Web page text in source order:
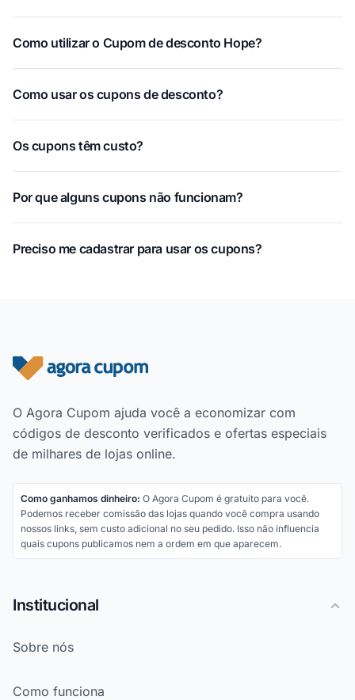
Como utilizar o Cupom de desconto Hope?
Como usar os cupons de desconto?
Os cupons têm custo?
Por que alguns cupons não funcionam?
Preciso me cadastrar para usar os cupons?
Rodapé do site
O Agora Cupom ajuda você a economizar com
códigos de desconto verificados e ofertas especiais
de milhares de lojas online.
Como ganhamos dinheiro: O Agora Cupom é gratuito para você.
Podemos receber comissão das lojas quando você compra usando
nossos links, sem custo adicional no seu pedido. Isso não influencia
quais cupons publicamos nem a ordem em que aparecem.
Institucional
Sobre nós
Como funciona